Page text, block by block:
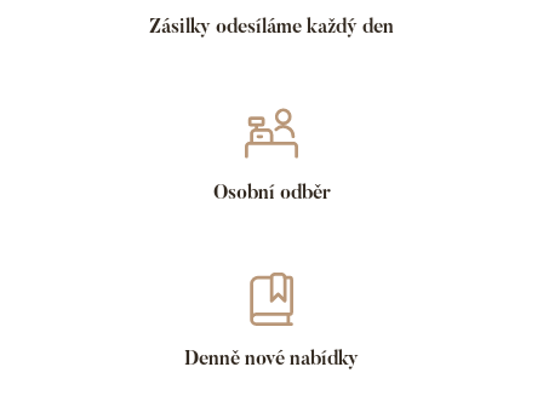
Zásilky odesíláme každý den
Osobní odběr
Denně nové nabídky